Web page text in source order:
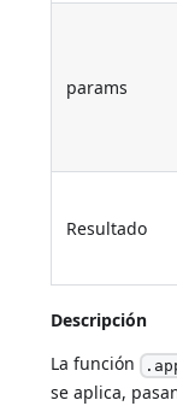
params
Resultado
Descripción
La función
se aplica,